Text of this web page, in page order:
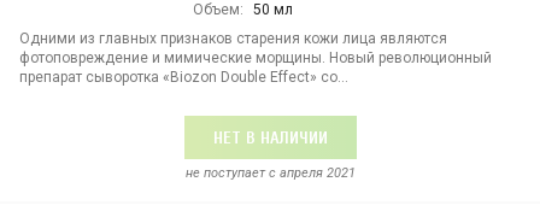
Объем:
50 мл
Одними из главных признаков старения кожи лица являются
фотоповреждение и мимические морщины. Новый революционный
препарат сыворотка «Biozon Double Effect» со...
НЕТ В НАЛИЧИИ
не поступает c апреля 2021